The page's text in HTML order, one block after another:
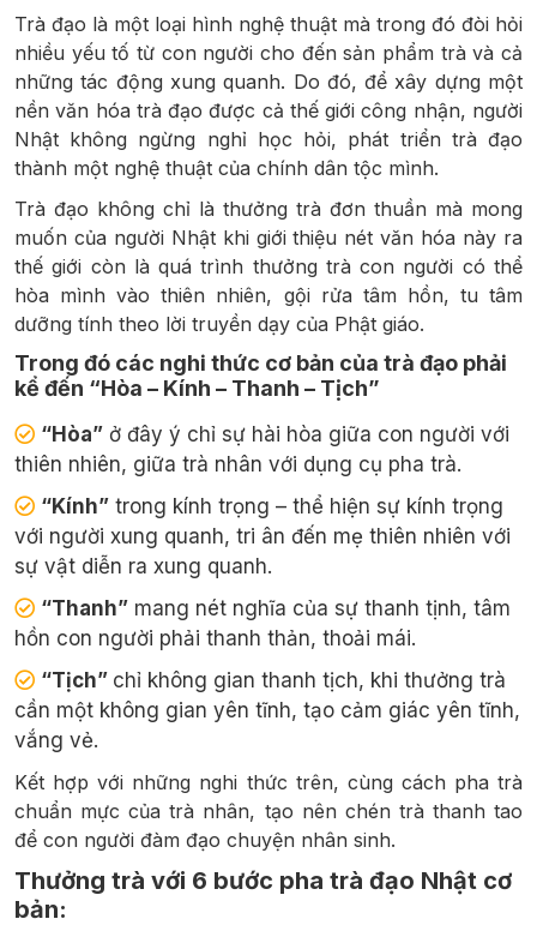
Trà đạo là một loại hình nghệ thuật mà trong đó đòi hỏi
nhiều yếu tố từ con người cho đến sản phẩm trà và cả
những tác động xung quanh. Do đó, để xây dựng một
nền văn hóa trà đạo được cả thế giới công nhận, người
Nhật không ngừng nghỉ học hỏi, phát triển trà đạo
thành một nghệ thuật của chính dân tộc mình.
Trà đạo không chỉ là thưởng trà đơn thuần mà mong
muốn của người Nhật khi giới thiệu nét văn hóa này ra
thế giới còn là quá trình thưởng trà con người có thể
hòa mình vào thiên nhiên, gội rửa tâm hồn, tu tâm
dưỡng tính theo lời truyền dạy của Phật giáo.
Trong đó các nghi thức cơ bản của trà đạo phải
kể đến “Hòa – Kính – Thanh – Tịch”
“Hòa” ở đây ý chỉ sự hài hòa giữa con người với
thiên nhiên, giữa trà nhân với dụng cụ pha trà.
“Kính” trong kính trọng – thể hiện sự kính trọng
với người xung quanh, tri ân đến mẹ thiên nhiên với
sự vật diễn ra xung quanh.
“Thanh” mang nét nghĩa của sự thanh tịnh, tâm
hồn con người phải thanh thản, thoải mái.
“Tịch” chỉ không gian thanh tịch, khi thưởng trà
cần một không gian yên tĩnh, tạo cảm giác yên tĩnh,
vắng vẻ.
Kết hợp với những nghi thức trên, cùng cách pha trà
chuẩn mực của trà nhân, tạo nên chén trà thanh tao
để con người đàm đạo chuyện nhân sinh.
Thưởng trà với 6 bước pha trà đạo Nhật cơ
bản: